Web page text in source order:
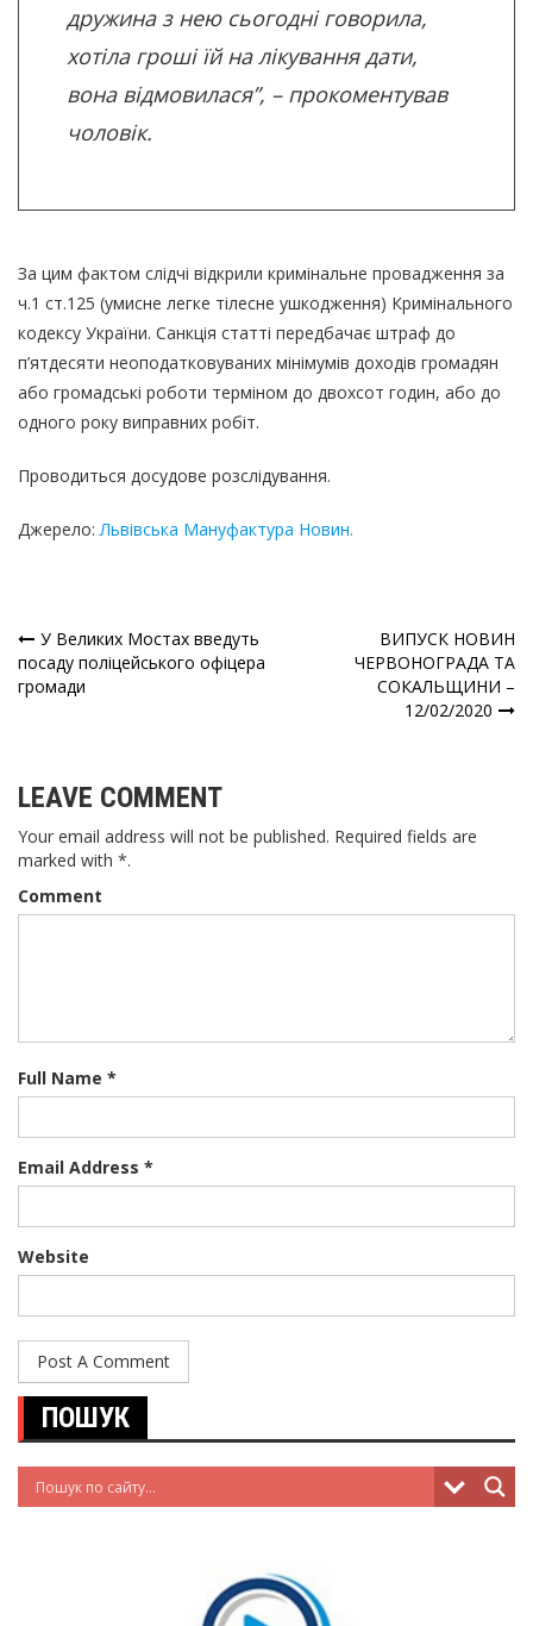
дружина з нею сьогодні говорила,
хотіла гроші їй на лікування дати,
вона відмовилася”, – прокоментував
чоловік.
За цим фактом слідчі відкрили кримінальне провадження за
ч.1 ст.125 (умисне легке тілесне ушкодження) Кримінального
кодексу України. Санкція статті передбачає штраф до
п’ятдесяти неоподатковуваних мінімумів доходів громадян
або громадські роботи терміном до двохсот годин, або до
одного року виправних робіт.
Проводиться досудове розслідування.
Джерело:Львівська Мануфактура Новин.
Навігація
записів
У Великих Мостах введуть
посаду поліцейського офіцера
громади
ВИПУСК НОВИН
ЧЕРВОНОГРАДА ТА
СОКАЛЬЩИНИ –
12/02/2020
LEAVE COMMENT
Your email address will not be published. Required fields are
marked with *.
Comment
Full Name *
Email Address *
Website
ПОШУК